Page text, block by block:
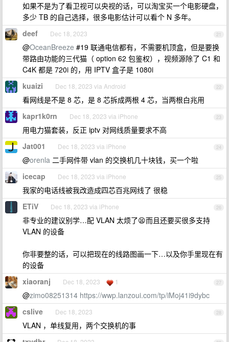
如果不是为了看卫视可以央视的话，可以淘宝买一个电影硬盘，
多少 TB 的自己选择，很多电影估计可以看个 N 多年。
21
deef Dec 18, 2023
@OceanBreeze #19 联通电信都有，不需要机顶盒，但是要换
带路由功能的三代猫（ option 62 包鉴权），视频源除了 C1 和
C4K 都是 720i 的，用 IPTV 盒子是 1080i
22
kuaizi Dec 18, 2023 via Android
看网线是不是 8 芯，是 8 芯拆成两根 4 芯，当两根白兆用
23
kapr1k0rn Dec 18, 2023 via iPhone
用电力猫套装，反正 iptv 对网线质量要求不高
24
Jat001 Dec 18, 2023 via iPhone
@orenla 二手网件带 vlan 的交换机几十块钱，买一个啦
25
icecap Dec 18, 2023 via iPhone
我家的电话线被我改造成四芯百兆网线了 很稳
26
ETiV Dec 18, 2023 via iPhone
非专业的建议别学…配 VLAN 太烦了😫而且还要买很多支持
VLAN 的设备
你非要整的话，可以把现在的线路图画一下…以及你手里现在有
的设备
27
xiaoranj Dec 18, 2023 1
@zimo08251314 https://wwp.lanzoui.com/tp/iMoj41i9dybc
28
cslive Dec 18, 2023
VLAN ，单线复用，两个交换机的事